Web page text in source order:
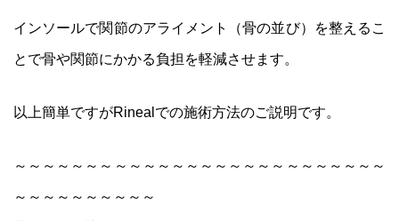
インソールで関節のアライメント（骨の並び）を整えるこ
とで骨や関節にかかる負担を軽減させます。
以上簡単ですがRinealでの施術方法のご説明です。
～～～～～～～～～～～～～～～～～～～～～～～～～～
～～～～～～～～～～